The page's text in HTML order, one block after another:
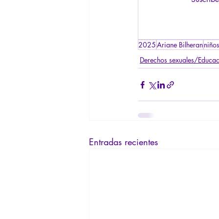
2025Ariane Bilheranniños
Derechos sexuales/
Entradas recientes